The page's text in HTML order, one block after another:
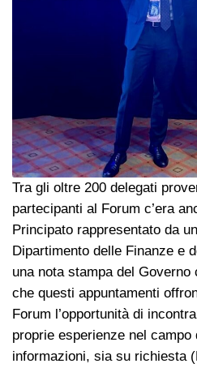
Tra gli oltre 200 delegati
partecipanti al Forum c’era
Principato rappresentato da
Dipartimento delle Finanze e
una nota stampa del
che questi appuntamenti
Forum l’opportunità di
proprie esperienze nel campo
informazioni, sia su richiesta